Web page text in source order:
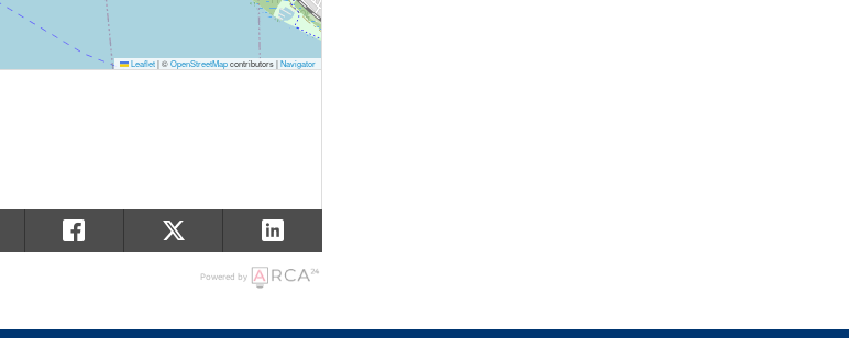
Leaflet |©OpenStreetMapcontributors |Navigator
Powered by